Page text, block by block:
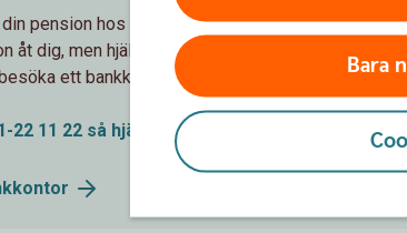
pension hos oss och få en bättre överblick? Vi
åt dig, men hjälper gärna till med det. Välkommen
ett bankkontor.
22 11 22 så hjälper vi dig flytta
Bara